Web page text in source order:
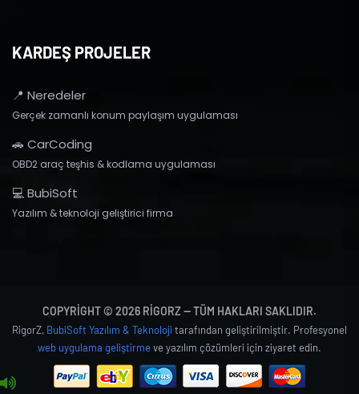
KARDEŞ PROJELER
📍 Neredeler
Gerçek zamanlı konum paylaşım uygulaması
🚗 CarCoding
OBD2 araç teşhis & kodlama uygulaması
💻 BubiSoft
Yazılım & teknoloji geliştirici firma
COPYRIGHT © 2026 RIGORZ — TÜM HAKLARI SAKLIDIR.
RigorZ, BubiSoft Yazılım & Teknoloji tarafından geliştirilmiştir. Profesyonel
web uygulama geliştirmeve yazılım çözümleri için ziyaret edin.